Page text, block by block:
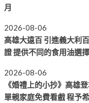
月
2026-08-06
高雄大遠百 引進義大利
證 提供不同的食用油選擇
2026-08-06
《婚禮上的小抄》高雄
單親家庭免費看戲 程予